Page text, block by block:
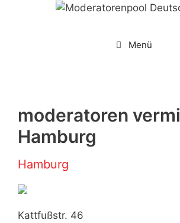
Menü
moderatoren
Hamburg
Hamburg
Kattfußstr. 46